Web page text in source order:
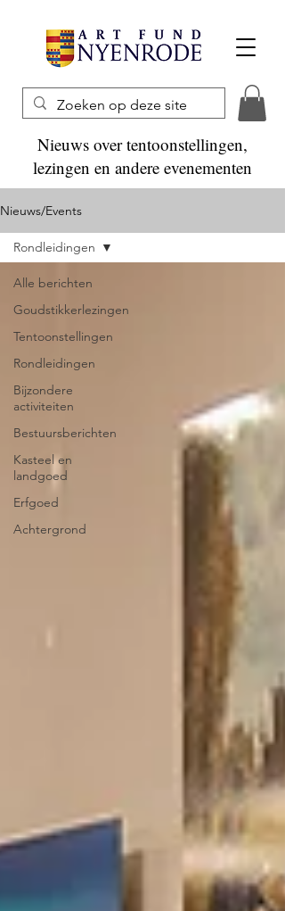
Nieuws over tentoonstellingen,
lezingen en andere evenementen
Nieuws/Events
Alle berichten
Goudstikkerlezingen
Tentoonstellingen
Rondleidingen
Bijzondere
activiteiten
Bestuursberichten
Kasteel en
landgoed
Erfgoed
Achtergrond
Rondleidingen